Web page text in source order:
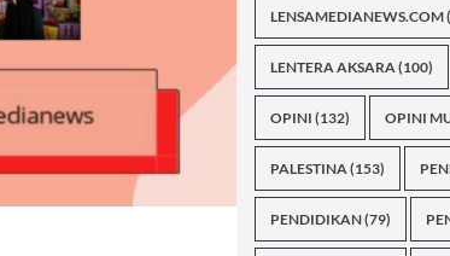
LENSAMEDIANEWS.COM
LENTERA AKSARA(100)
OPINI (132) OPINI
PALESTINA(153)
PENDIDIKAN(79)